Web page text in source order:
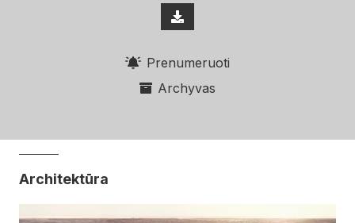
Prenumeruoti
Archyvas
Architektūra